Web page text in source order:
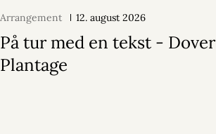
Arrangement 12. august 2026
På tur med en tekst - Dover
Plantage